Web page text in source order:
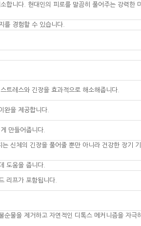
합니다. 현대인의 피로를 말끔히 풀어주는 강력한
를 경험할 수 있습니다.
트레스와 긴장을 효과적으로 해소해줍니다.
완을 제공합니다.
만들어줍니다.
신체의 긴장을 풀어줄 뿐만 아니라 건강한 장기
도움을 줍니다.
리프가 포함됩니다.
물을 제거하고 자연적인 디톡스 메커니즘을 자극